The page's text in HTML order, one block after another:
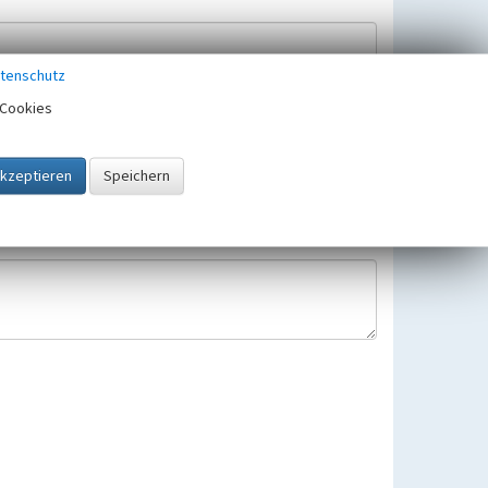
gespeichert und verwendet.
gültigen Europäischen